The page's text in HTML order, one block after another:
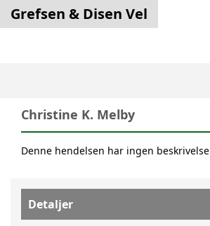
Grefsen & Disen Vel
Christine K. Melby
Denne hendelsen har ingen beskrivelse
Detaljer